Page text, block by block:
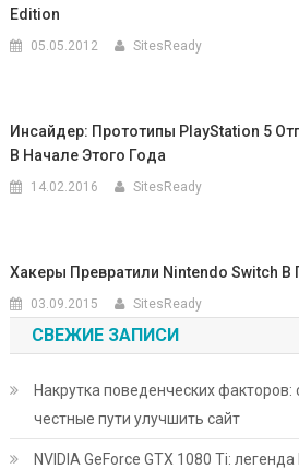
Edition
05.05.2012 SitesReady
Инсайдер: Прототипы PlayStation 5
В Начале Этого Года
14.02.2016 SitesReady
Хакеры Превратили Nintendo Switch В
03.09.2015 SitesReady
СВЕЖИЕ ЗАПИСИ
Накрутка поведенческих факторов:
честные пути улучшить сайт
NVIDIA GeForce GTX 1080 Ti: